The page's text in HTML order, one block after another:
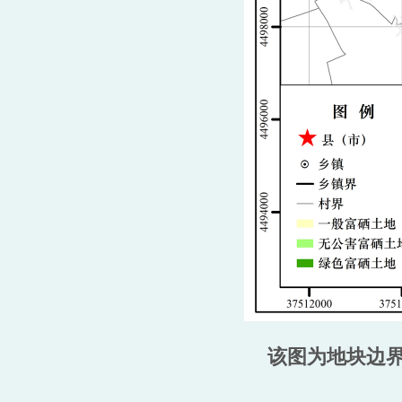
该图为地块边